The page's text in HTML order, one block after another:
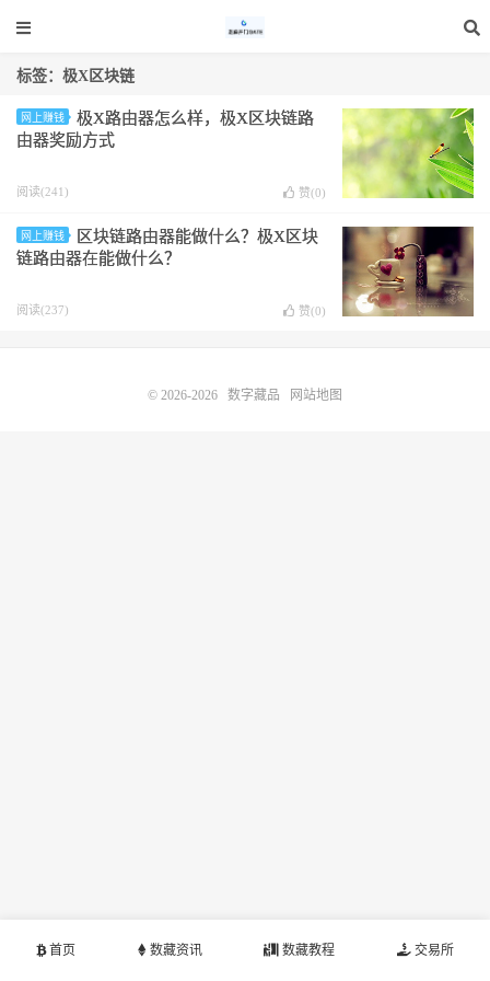
标签：极X区块链
网上赚钱
极X路由器怎么样，极X区块链路
由器奖励方式
阅读(241) 赞(0)
网上赚钱
区块链路由器能做什么？极X区块
链路由器在能做什么？
阅读(237) 赞(0)
首页 数藏资讯 数藏教程 交易所
© 2026-2026 数字藏品 网站地图